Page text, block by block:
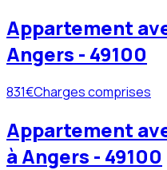
Appartement
Angers - 49100
831€Charges comprises
Appartement
à Angers - 49100